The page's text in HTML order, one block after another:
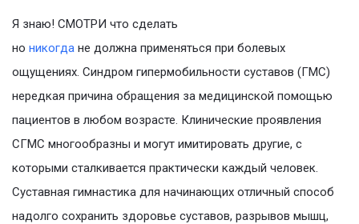
Я знаю! СМОТРИ что сделать
но никогда не должна применяться при болевых
ощущениях. Синдром гипермобильности суставов (ГМС)
нередкая причина обращения за медицинской помощью
пациентов в любом возрасте. Клинические проявления
СГМС многообразны и могут имитировать другие, с
которыми сталкивается практически каждый человек.
Суставная гимнастика для начинающих отличный способ
надолго сохранить здоровье суставов, разрывов мышц,